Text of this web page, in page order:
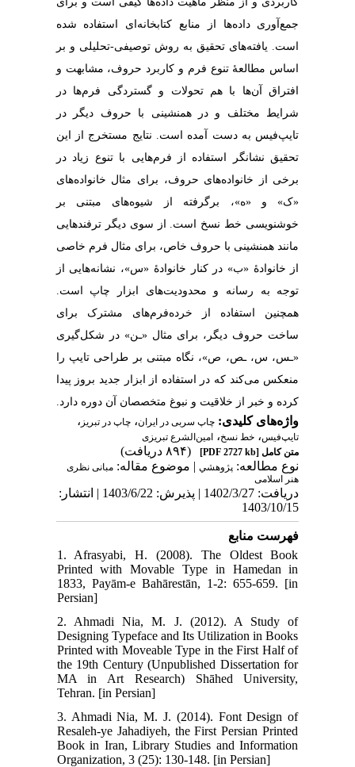
جمع‌آوری داده‌ها از منابع کتابخانه‌ای استفاده شده
است. یافته‌های تحقیق به روش توصیفی-تحلیلی و بر
اساس مطالعۀ تنوع فرم و کاربرد حروف، مشابهت و
افتراق آن‌ها با هم تحولات و گستردگی فرم‌ها در
شرایط‌ مختلف و در همنشینی‌ با حروف دیگر در
تایپ‌فیس به دست آمده است. نتایج مستخرج از این
تحقیق نشانگر استفاده از فرم‌هایی با تنوع زیاد در
برخی از خانواده‌های حروف، برای مثال خانواده‌های
«ک» و «ه»، برگرفته از شیوه‌های مبتنی بر
خوشنویسی خط نسخ است. از سوی دیگر ترفندهایی
مانند همنشینی با حروف خاص، برای مثال فرم خاصی
از خانوادۀ «ب» در کنار خانوادۀ «س»، نشانه‌هایی از
توجه به رسانه و محدودیت‌های ابزار چاپ است.
همچنین استفاده از خرده‌فرم‌های مشترک برای
ساخت حروف دیگر، برای مثال «ـن» در شکل‌گیری
«ـس، س، ـص، ص»، نگاه مبتنی بر طراحی تایپ‌ را
منعکس می‌کند که در استفاده از ابزار جدید بروز پیدا
کرده و خبر از خلاقیت و نبوغ متخصصان آن دوره دارد.
واژه‌های کلیدی: چاپ سربی در ایران، چاپ در تبریز ،
تایپ‌فیس، خط نسخ، امین‌الشرع تبریزی
متن کامل [PDF 2727 kb]
(۸۹۴ دریافت)
نوع مطالعه: پژوهشي| موضوع مقاله: مبانی نظری
هنر اسلامی
دریافت: 1402/3/27 | پذیرش: 1403/6/22 | انتشار:
1403/10/15
فهرست منابع
1. Afrasyabi, H. (2008). The Oldest Book
Printed with Movable Type in Hamedan in
1833, Payām-e Bahārestān, 1-2: 655-659. [in
Persian]
2. Ahmadi Nia, M. J. (2012). A Study of
Designing Typeface and Its Utilization in Books
Printed with Moveable Type in the First Half of
the 19th Century (Unpublished Dissertation for
MA in Art Research) Shāhed University,
Tehran. [in Persian]
3. Ahmadi Nia, M. J. (2014). Font Design of
Resaleh-ye Jahadiyeh, the First Persian Printed
Book in Iran, Library Studies and Information
Organization, 3 (25): 130-148. [in Persian]